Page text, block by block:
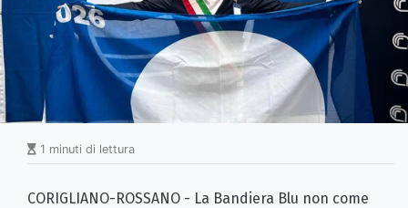
1 minuti di lettura
CORIGLIANO-ROSSANO - La Bandiera Blu non come